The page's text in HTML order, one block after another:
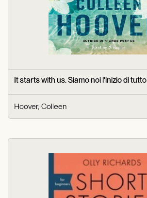
It starts with us. Siamo noi l'inizio di tutto
Hoover, Colleen